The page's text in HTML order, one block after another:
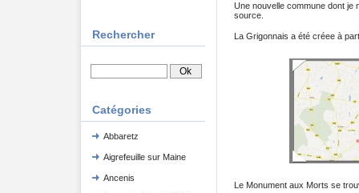
Rechercher
Catégories
Abbaretz
Aigrefeuille sur Maine
Ancenis
Une nouvelle commune dont je
source.
La Grigonnais a été créee à
Le Monument aux Morts se